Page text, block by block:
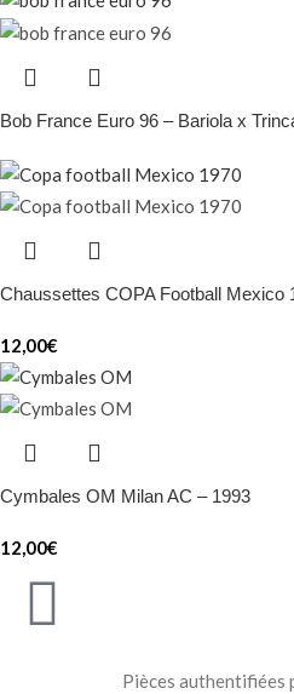
Bob France Euro 96 – Bariola x
Chaussettes COPA Football Mexico
12,00€
Cymbales OM Milan AC – 1993
12,00€
Pièces authentifiées